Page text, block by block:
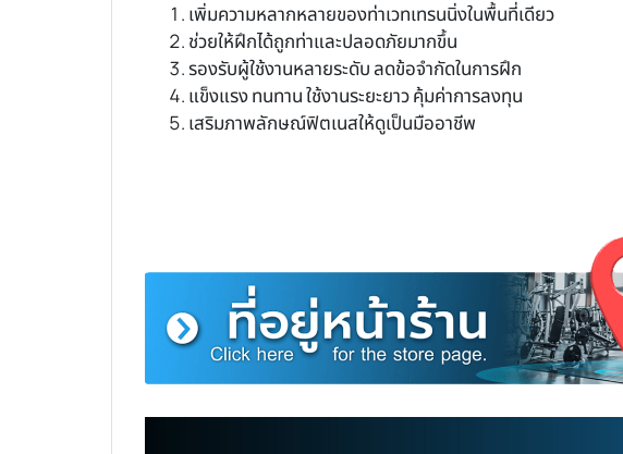
เพิ่มความหลากหลายของท่าเวทเทรนนิ่งในพื้นที่เดียว
ช่วยให้ฝึกได้ถูกท่าและปลอดภัยมากขึ้น
รองรับผู้ใช้งานหลายระดับ ลดข้อจำกัดในการฝึก
แข็งแรง ทนทาน ใช้งานระยะยาว คุ้มค่าการลงทุน
เสริมภาพลักษณ์ฟิตเนสให้ดูเป็นมืออาชีพ